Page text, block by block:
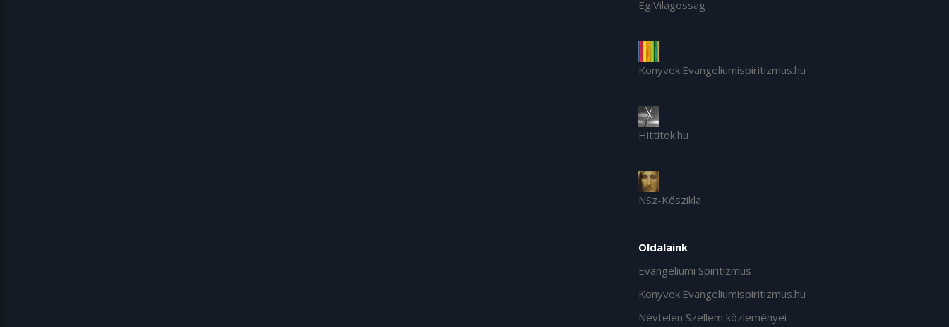
EgiVilagossag
Konyvek.Evangeliumispiritizmus.hu
Hittitok.hu
NSz-Kőszikla
Oldalaink
Evangeliumi Spiritizmus
Konyvek.Evangeliumispiritizmus.hu
Névtelen Szellem közleményei